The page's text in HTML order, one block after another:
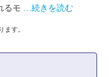
るモ
…続きを読む
ます。